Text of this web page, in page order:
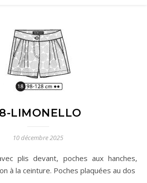
LIMONELLO
10 décembre 2025
à la ceinture. Poches plaquées au dos